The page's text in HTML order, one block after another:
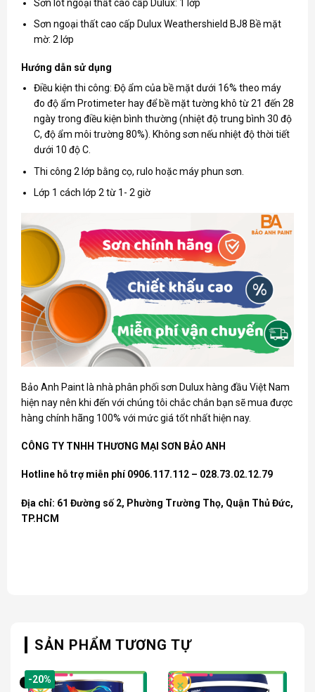
Sơn lót ngoại thất cao cấp Dulux: 1 lớp
Sơn ngoại thất cao cấp Dulux Weathershield BJ8 Bề mặt
mờ: 2 lớp
Hướng dẫn sử dụng
Điều kiện thi công: Độ ẩm của bề mặt dưới 16% theo máy
đo độ ẩm Protimeter hay để bề mặt tường khô từ 21 đến 28
ngày trong điều kiện bình thường (nhiệt độ trung bình 30 độ
C, độ ẩm môi trường 80%). Không sơn nếu nhiệt độ thời tiết
dưới 10 độ C.
Thi công 2 lớp bằng cọ, rulo hoặc máy phun sơn.
Lớp 1 cách lớp 2 từ 1- 2 giờ
Bảo Anh Paint là nhà phân phối sơn Duluxhàng đầu Việt Nam
hiện nay nên khi đến với chúng tôi chắc chắn bạn sẽ mua được
hàng chính hãng 100% với mức giá tốt nhất hiện nay.
CÔNG TY TNHH THƯƠNG MẠI SƠN BẢO ANH
Hotline hỗ trợ miễn phí 0906.117.112 – 028.73.02.12.79
Địa chỉ: 61 Đường số 2, Phường Trường Thọ, Quận Thủ Đức,
TP.HCM
SẢN PHẨM TƯƠNG TỰ
-20%